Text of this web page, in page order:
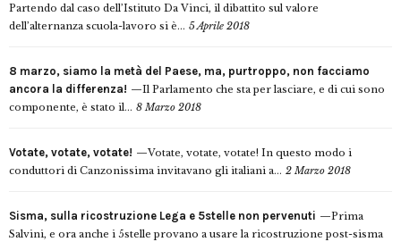
Partendo dal caso dell’Istituto Da Vinci, il dibattito sul valore
dell’alternanza scuola-lavoro si è... 5 Aprile 2018
8 marzo, siamo la metà del Paese, ma, purtroppo, non facciamo
ancora la differenza!
Il Parlamento che sta per lasciare, e di cui sono
componente, è stato il... 8 Marzo 2018
Votate, votate, votate!
Votate, votate, votate! In questo modo i
conduttori di Canzonissima invitavano gli italiani a... 2 Marzo 2018
Sisma, sulla ricostruzione Lega e 5stelle non pervenuti
Prima
Salvini, e ora anche i 5stelle provano a usare la ricostruzione post-sisma